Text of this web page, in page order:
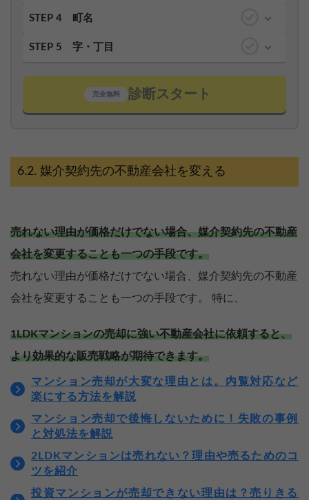
STEP 4 町名
STEP 5 字・丁目
完全無料 診断スタート
媒介契約先の不動産会社を変える
売れない理由が価格だけでない場合、媒介契約先の不動産
会社を変更することも一つの手段です。
売れない理由が価格だけでない場合、媒介契約先の不動産
会社を変更することも一つの手段です。 特に、
1LDKマンションの売却に強い不動産会社に依頼すると、
より効果的な販売戦略が期待できます。
マンション売却が大変な理由とは。内覧対応など
楽にする方法を解説
マンション売却で後悔しないために！失敗の事例
と対処法を解説
2LDKマンションは売れない？理由や売るためのコ
ツを紹介
投資マンションが売却できない理由は？売りきる
売却を
決めている
まず価格を